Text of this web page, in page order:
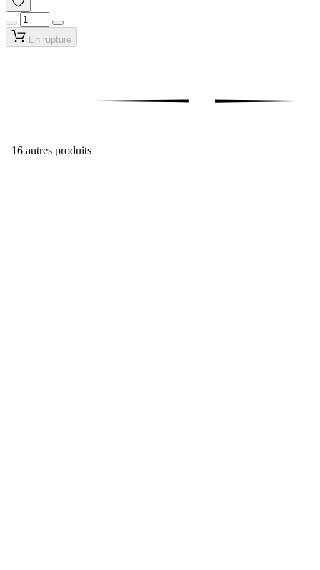
En rupture
16 autres produits